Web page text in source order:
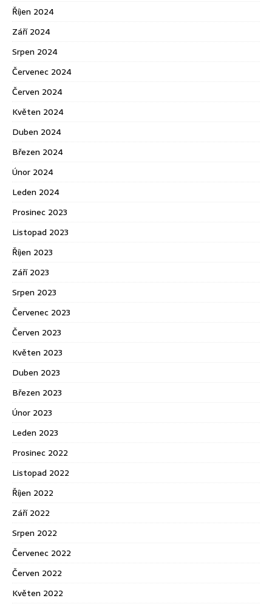
Říjen 2024
Září 2024
Srpen 2024
Červenec 2024
Červen 2024
Květen 2024
Duben 2024
Březen 2024
Únor 2024
Leden 2024
Prosinec 2023
Listopad 2023
Říjen 2023
Září 2023
Srpen 2023
Červenec 2023
Červen 2023
Květen 2023
Duben 2023
Březen 2023
Únor 2023
Leden 2023
Prosinec 2022
Listopad 2022
Říjen 2022
Září 2022
Srpen 2022
Červenec 2022
Červen 2022
Květen 2022